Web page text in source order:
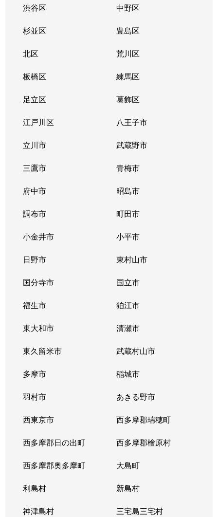
渋谷区 中野区
杉並区 豊島区
北区 荒川区
板橋区 練馬区
足立区 葛飾区
江戸川区 八王子市
立川市 武蔵野市
三鷹市 青梅市
府中市 昭島市
調布市 町田市
小金井市 小平市
日野市 東村山市
国分寺市 国立市
福生市 狛江市
東大和市 清瀬市
東久留米市 武蔵村山市
多摩市 稲城市
羽村市 あきる野市
西東京市 西多摩郡瑞穂町
西多摩郡日の出町 西多摩郡檜原村
西多摩郡奥多摩町 大島町
利島村 新島村
神津島村 三宅島三宅村